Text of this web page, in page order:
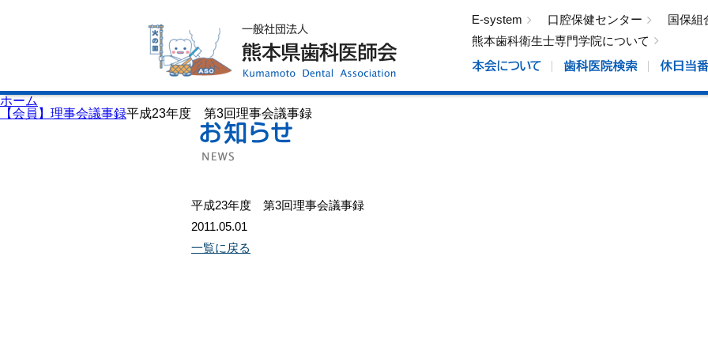
E-system 口腔保健センター
国保組
熊本歯科衛生士専門学院について
ホーム
【会員】理事会議事録平成23年度 第3回理事会議事録
平成23年度 第3回理事会議事録
2011.05.01
一覧に戻る
歯科医院検索
休日当番医
イベント案内
歯の豆知識
口腔保健センター
国保組合からのお知らせ
熊本歯科衛生士専門学院
会員専用ページ
プライバシーポリシー
サイトマップ